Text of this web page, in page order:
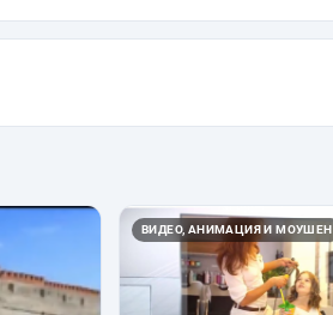
ВИДЕО, АНИМАЦИЯ И МОУШЕН